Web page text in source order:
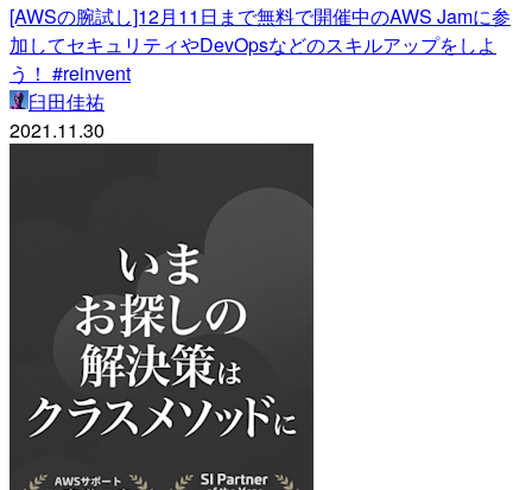
[AWSの腕試し]12月11日まで無料で開催中のAWS Jamに参
加してセキュリティやDevOpsなどのスキルアップをしよ
う！ #reinvent
臼田佳祐
2021.11.30